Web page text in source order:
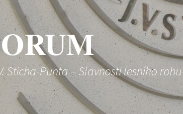
Sticha-Punta – Slavnosti lesního